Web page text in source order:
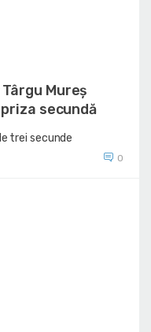
Mureș
secundă
trei secunde
0